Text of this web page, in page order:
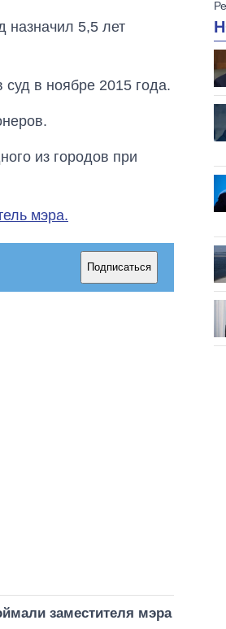
назначил 5,5 лет
в ноябре 2015 года.
из городов при
мэра.
Подписаться
заместителя мэра